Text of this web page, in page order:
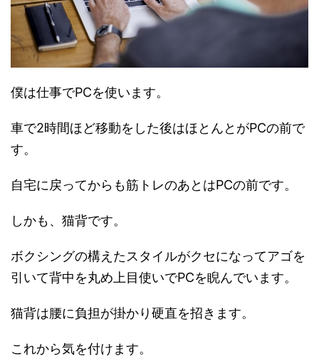
僕は仕事でPCを使います。
車で2時間ほど移動をした後はほとんとがPCの前で
す。
自宅に戻ってからも筋トレのあとはPCの前です。
しかも、猫背です。
ボクシングの構えたスタイルがクセになってアゴを
引いて背中を丸め上目使いでPCを睨んでいます。
猫背は腰に負担が掛かり硬直を招きます。
これから気を付けます。